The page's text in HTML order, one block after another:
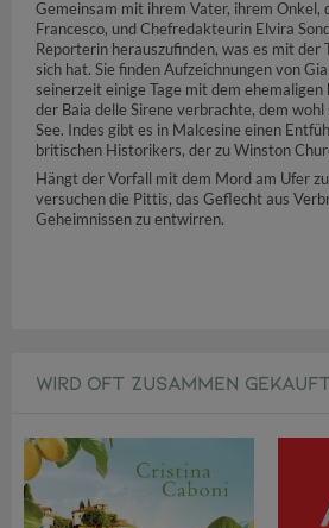
Gemeinsam mit ihrem Vater, ihrem Onkel,
Francesco, und Chefredakteurin Elvira
Reporterin herauszufinden, was es mit der
sich hat. Sie finden Aufzeichnungen von
seinerzeit einige Tage mit dem
der Baia delle Sirene verbrachte, dem wohl
See. Indes gibt es in Malcesine einen
britischen Historikers, der zu Winston
Hängt der Vorfall mit dem Mord am Ufer
versuchen die Pittis, das Geflecht aus
Geheimnissen zu entwirren.
WIRD OFT ZUSAMMEN